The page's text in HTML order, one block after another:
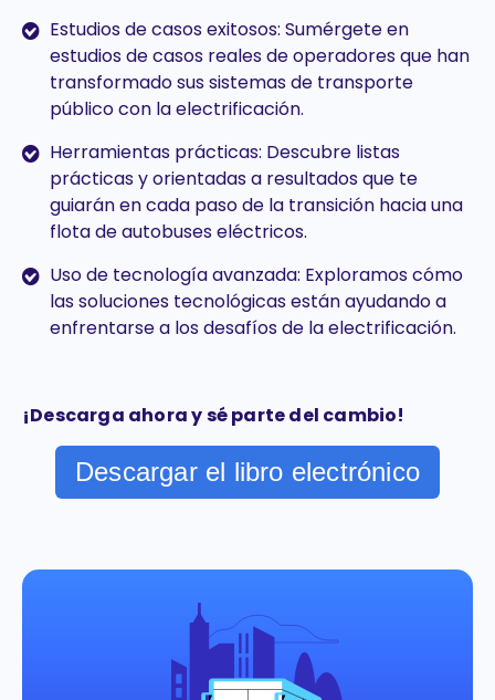
Estudios de casos exitosos: Sumérgete en
estudios de casos reales de operadores que han
transformado sus sistemas de transporte
público con la electrificación.
Herramientas prácticas: Descubre listas
prácticas y orientadas a resultados que te
guiarán en cada paso de la transición hacia una
flota de autobuses eléctricos.
Uso de tecnología avanzada: Exploramos cómo
las soluciones tecnológicas están ayudando a
enfrentarse a los desafíos de la electrificación.
¡Descarga ahora y sé parte del cambio!
Descargar el libro electrónico